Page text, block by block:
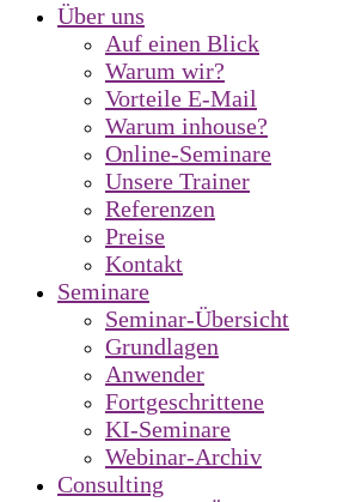
Über uns
Auf einen Blick
Warum wir?
Vorteile E-Mail
Warum inhouse?
Online-Seminare
Unsere Trainer
Referenzen
Preise
Kontakt
Seminare
Seminar-Übersicht
Grundlagen
Anwender
Fortgeschrittene
KI-Seminare
Webinar-Archiv
Consulting